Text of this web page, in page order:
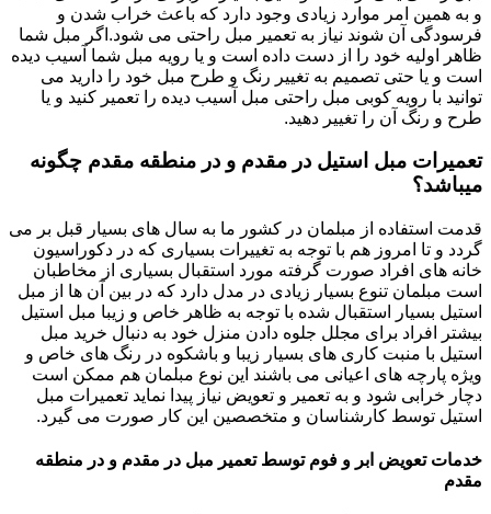
و به همین امر موارد زیادی وجود دارد که باعث خراب شدن و
فرسودگی آن شوند نیاز به تعمیر مبل راحتی می شود.اگر مبل شما
ظاهر اولیه خود را از دست داده است و یا رویه مبل شما آسیب دیده
است و یا حتی تصمیم به تغییر رنگ و طرح مبل خود را دارید می
توانید با رویه کوبی مبل راحتی مبل آسیب دیده را تعمیر کنید و یا
طرح و رنگ آن را تغییر دهید.
تعمیرات مبل استیل در مقدم و در منطقه مقدم چگونه
میباشد؟
قدمت استفاده از مبلمان در کشور ما به سال های بسیار قبل بر می
گردد و تا امروز هم با توجه به تغییرات بسیاری که در دکوراسیون
خانه های افراد صورت گرفته مورد استقبال بسیاری از مخاطبان
است مبلمان تنوع بسیار زیادی در مدل دارد که در بین آن ها از مبل
استیل بسیار استقبال شده با توجه به ظاهر خاص و زیبا مبل استیل
بیشتر افراد برای مجلل جلوه دادن منزل خود به دنبال خرید مبل
استیل با منبت کاری های بسیار زیبا و باشکوه در رنگ های خاص و
ویژه پارچه های اعیانی می باشند این نوع مبلمان هم ممکن است
دچار خرابی شود و به تعمیر و تعویض نیاز پیدا نماید تعمیرات مبل
استیل توسط کارشناسان و متخصصین این کار صورت می گیرد.
خدمات تعویض ابر و فوم توسط تعمیر مبل در مقدم و در منطقه
مقدم